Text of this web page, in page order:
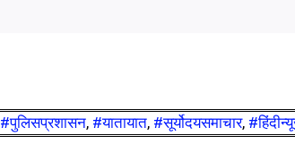
#पुलिसप्रशासन, #यातायात, #सूर्योदयसमाचार,